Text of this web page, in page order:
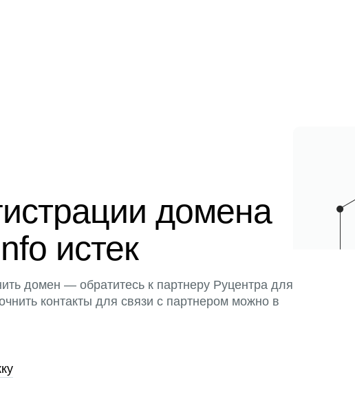
домена
истек
домен — обратитесь к партнеру Руцентра для
контакты для связи с партнером можно в